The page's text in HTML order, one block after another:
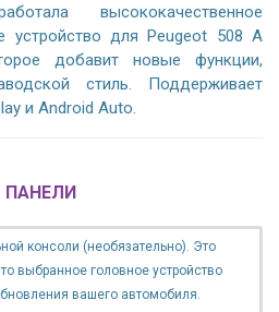
высококачественное
устройство для Peugeot 508 A
добавит новые функции,
стиль. Поддерживает
и Android Auto.
ПАНЕЛИ
консоли (необязательно). Это
выбранное головное устройство
вашего автомобиля.